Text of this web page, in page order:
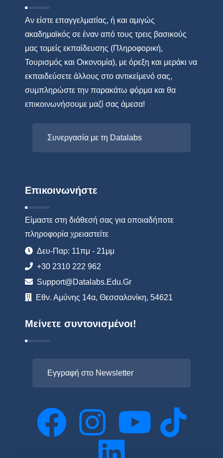
Αν είστε επαγγελματίας, ή και αμιγώς
ακαδημαϊκός σε έναν από τους τρεις βασικούς
μας τομείς εκπαίδευσης (Πληροφορική,
Τουρισμός και Οικονομία), με όρεξη και μεράκι να
εκπαιδεύσετε άλλους στο αντικείμενό σας,
συμπληρώστε την παρακάτω φόρμα και θα
επικοινωνήσουμε μαζί σας άμεσα!
Συνεργασία με τη Datalabs
Επικοινωνήστε
Είμαστε στη διάθεσή σας για οποιαδήποτε
πληροφορία χρειαστείτε
Δευ-Παρ: 11πμ - 21μμ
+30 2310 222 962
Support@datalabs.edu.gr
Εθν. Αμύνης 14α, Θεσσαλονίκη, 54621
Μείνετε συντονισμένοι!
Εγγραφή στο Newsletter